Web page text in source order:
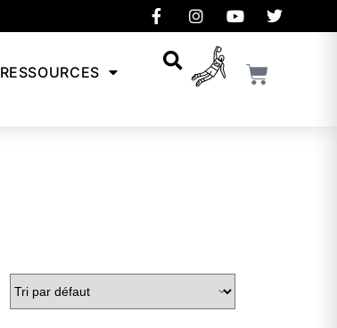
RESSOURCES